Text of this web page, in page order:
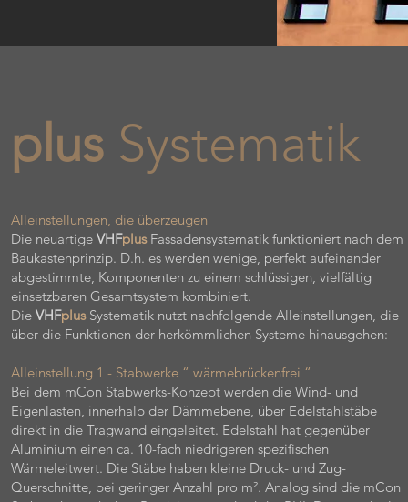
plus Systematik
Alleinstellungen, die überzeugen
Die neuartige VHFplusFassadensystematik funktioniert nach dem
Baukastenprinzip. D.h. es werden wenige, perfekt aufeinander
abgestimmte, Komponenten zu einem schlüssigen, vielfältig
einsetzbaren Gesamtsystem kombiniert.
Die VHFplusSystematik nutzt nachfolgende Alleinstellungen, die
über die Funktionen der herkömmlichen Systeme hinausgehen:
Alleinstellung 1 - Stabwerke “ wärmebrückenfrei “
Bei dem mCon Stabwerks-Konzept werden die Wind- und
Eigenlasten, innerhalb der Dämmebene, über Edelstahlstäbe
direkt in die Tragwand eingeleitet. Edelstahl hat gegenüber
Aluminium einen ca. 10-fach niedrigeren spezifischen
Wärmeleitwert. Die Stäbe haben kleine Druck- und Zug-
Querschnitte, bei geringer Anzahl pro m². Analog sind die mCon